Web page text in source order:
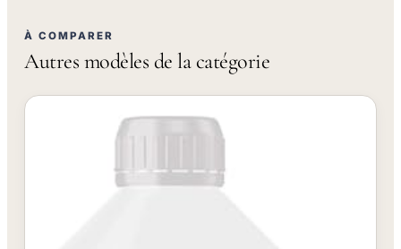
À COMPARER
Autres modèles de la catégorie